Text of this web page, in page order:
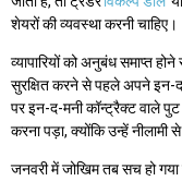
शेयरों की व्यवस्था करनी चाहिए।
व्यापारियों को अनुबंध समाप्त
सुरक्षित करने से पहले अपने इन-
पर इन-द-मनी कॉन्ट्रैक्ट वाले
करना पड़ा, क्योंकि उन्हें नीलामी
जनवरी में जोखिम तब सच हो गया